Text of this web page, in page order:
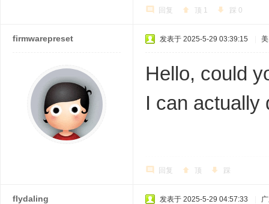
回复 顶 1 踩 0
firmwarepreset 发表于 2025-5-29 03:39:15
Hello, could
I can actually
回复 顶 踩
flydaling 发表于 2025-5-29 04:57:33